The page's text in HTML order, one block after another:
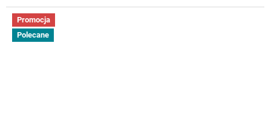
Promocja
Polecane